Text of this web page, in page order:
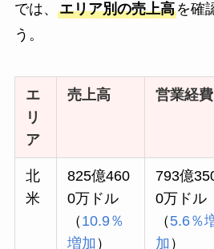
では、 エリア別の売上高を確
う。
エ
リ
ア
売上高 営業経費
北
米
825億460
0万ドル
（ 10.9％
増加 ）
793億
0万ドル
（ 5.6％
加 ）